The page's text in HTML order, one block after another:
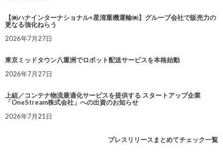
【㈱ハナインターナショナル×星清重機運輸㈱】グループ会社で販売力の
更なる強化ねらう
2026年7月27日
東京ミッドタウン八重洲でロボット配送サービスを本格始動
2026年7月27日
上組／コンテナ物流最適化サービスを提供する スタートアップ企業
「OneStream株式会社」への出資のお知らせ
2026年7月21日
プレスリリースまとめてチェック一覧